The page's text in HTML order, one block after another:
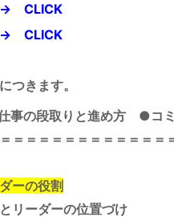
→ CLICK
→ CLICK
つきます。
の段取りと進め方 ●コ
＝＝＝＝＝＝＝＝＝＝＝＝
ーの役割
リーダーの位置づけ